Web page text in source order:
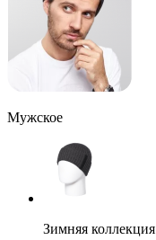
Мужское
Зимняя коллекция